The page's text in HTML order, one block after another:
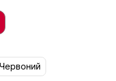
Червоний